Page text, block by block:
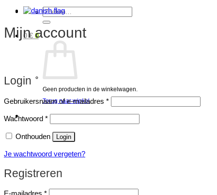
Zoeken
naar:
0 € 0
Geen producten in de winkelwagen.
Terug naar winkel
Mijn account
Login
Gebruikersnaam of e-mailadres *Vereist
Wachtwoord *Vereist
Onthouden Login
Je wachtwoord vergeten?
Registreren
Vereist